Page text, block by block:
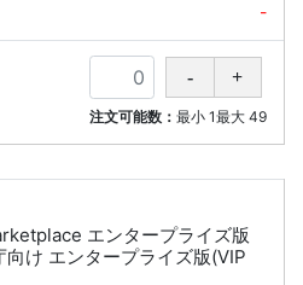
-
注文可能数： 最小 1最大 49
エンタープライズ版
け エンタープライズ版(VIP